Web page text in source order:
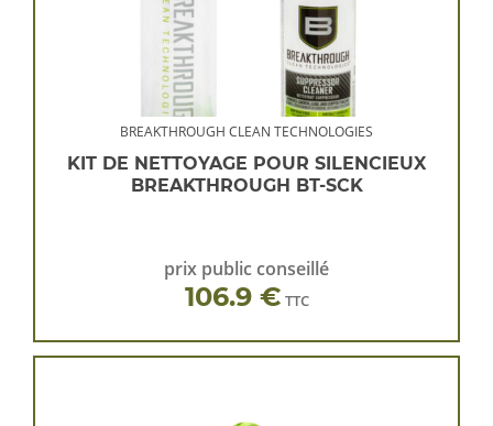
BREAKTHROUGH CLEAN TECHNOLOGIES
KIT DE NETTOYAGE POUR SILENCIEUX
BREAKTHROUGH BT-SCK
prix public conseillé
106.9 € TTC